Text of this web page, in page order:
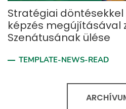
Stratégiai
képzés megújításával
Szenátusának ülése
TEMPLATE-NEWS-READ